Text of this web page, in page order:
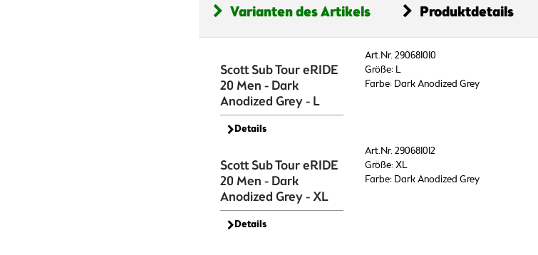
Varianten des Artikels Produktdetails
Scott Sub Tour eRIDE
20 Men - Dark
Anodized Grey - L
Details
Art.Nr. 290681010
Größe: L
Farbe: Dark Anodized Grey
Scott Sub Tour eRIDE
20 Men - Dark
Anodized Grey - XL
Details
Art.Nr. 290681012
Größe: XL
Farbe: Dark Anodized Grey